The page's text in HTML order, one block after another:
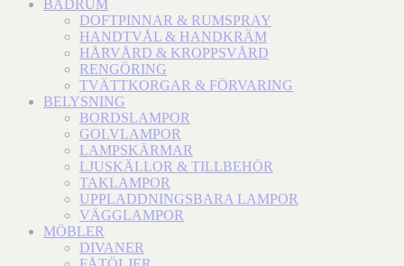
BADRUM
DOFTPINNAR & RUMSPRAY
HANDTVÅL & HANDKRÄM
HÅRVÅRD & KROPPSVÅRD
RENGÖRING
TVÄTTKORGAR & FÖRVARING
BELYSNING
BORDSLAMPOR
GOLVLAMPOR
LAMPSKÄRMAR
LJUSKÄLLOR & TILLBEHÖR
TAKLAMPOR
UPPLADDNINGSBARA LAMPOR
VÄGGLAMPOR
MÖBLER
DIVANER